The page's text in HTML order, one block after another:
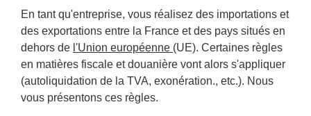
En tant qu'entreprise, vous réalisez des importations et
des exportations entre la France et des pays situés en
dehors de l'Union européenne (UE). Certaines règles
en matières fiscale et douanière vont alors s'appliquer
(autoliquidation de la TVA, exonération., etc.). Nous
vous présentons ces règles.